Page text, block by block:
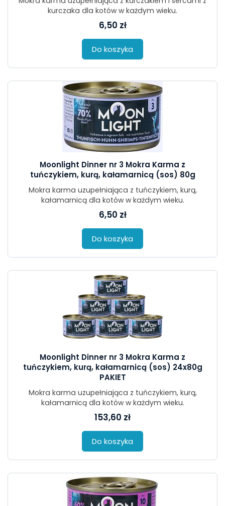
kurczaka dla kotów w każdym wieku.
6,50 zł
Do koszyka
Moonlight Dinner nr 3 Mokra Karma z
tuńczykiem, kurą, kałamarnicą (sos) 80g
Mokra karma uzupełniająca z tuńczykiem, kurą,
kałamarnicą dla kotów w każdym wieku.
6,50 zł
Do koszyka
Moonlight Dinner nr 3 Mokra Karma z
tuńczykiem, kurą, kałamarnicą (sos) 24x80g
PAKIET
Mokra karma uzupełniająca z tuńczykiem, kurą,
kałamarnicą dla kotów w każdym wieku.
153,60 zł
Do koszyka